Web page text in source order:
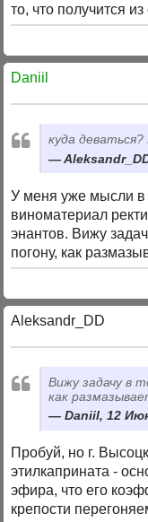
то, что получится
Daniil
куда
У меня уже мысли в
виноматериал
энантов. Вижу
погону, как
Aleksandr_DD
Вижу задачу в
как
Daniil, 12
Пробуй, но г.
этилкаприната -
эфира, что его
крепости